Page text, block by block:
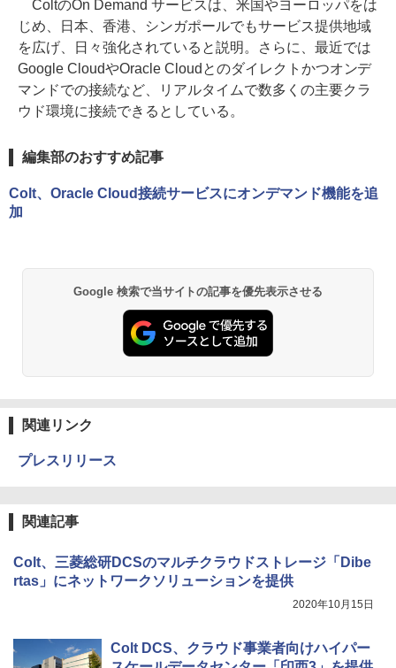
ColtのOn Demand サービスは、米国やヨーロッパをは
じめ、日本、香港、シンガポールでもサービス提供地域
を広げ、日々強化されていると説明。さらに、最近では
Google CloudやOracle Cloudとのダイレクトかつオンデ
マンドでの接続など、リアルタイムで数多くの主要クラ
ウド環境に接続できるとしている。
編集部のおすすめ記事
Colt、Oracle Cloud接続サービスにオンデマンド機能を追
加
Google 検索で当サイトの記事を優先表示させる
関連リンク
プレスリリース
関連記事
Colt、三菱総研DCSのマルチクラウドストレージ「Dibe
rtas」にネットワークソリューションを提供
2020年10月15日
Colt DCS、クラウド事業者向けハイパー